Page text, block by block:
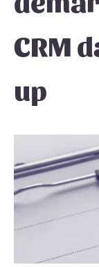
CRM
up